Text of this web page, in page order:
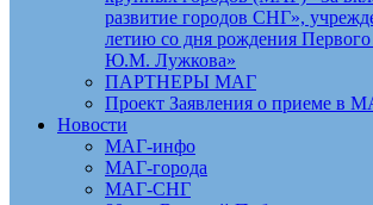
развитие городов СНГ»,
летию со дня рождения
Ю.М. Лужкова»
ПАРТНЕРЫ МАГ
Проект Заявления о приеме в
Новости
МАГ-инфо
МАГ-города
МАГ-СНГ